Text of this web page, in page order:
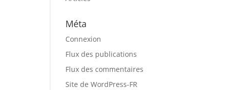
Méta
Connexion
Flux des publications
Flux des commentaires
Site de WordPress-FR